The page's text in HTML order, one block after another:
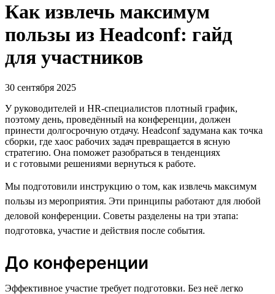
Как извлечь максимум
пользы из Headсonf: гайд
для участников
30 сентября 2025
У руководителей и HR-специалистов плотный график,
поэтому день, проведённый на конференции, должен
принести долгосрочную отдачу. Headсonf задумана как точка
сборки, где хаос рабочих задач превращается в ясную
стратегию. Она поможет разобраться в тенденциях
и с готовыми решениями вернуться к работе.
Мы подготовили инструкцию о том, как извлечь максимум
пользы из мероприятия. Эти принципы работают для любой
деловой конференции. Советы разделены на три этапа:
подготовка, участие и действия после события.
До конференции
Эффективное участие требует подготовки. Без неё легко